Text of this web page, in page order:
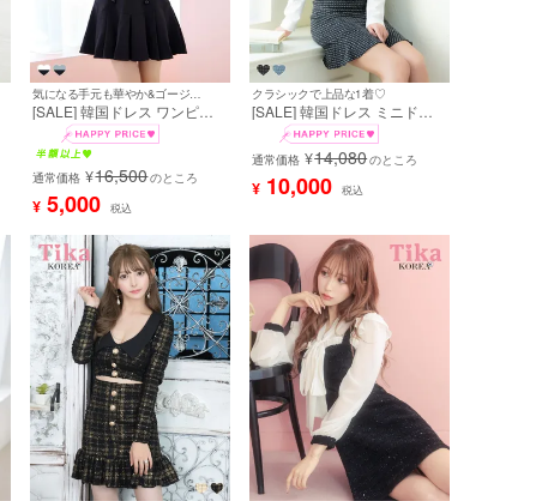
[SALE] 韓国ドレス ワンピー
ス ネックリボン タイ付き 肩
出し 二の腕カバー 長袖 袖あ
りフリルブラウス 胸元カバー
ダブルボタン プリーツスカー
ト セットアップ Aライン キャ
バドレス (緩苺着用) [tk-
通常価格 ¥16,500のところ
¥ 5,000 税込
クラシックで上品な1着♡
[SALE] 韓国ドレス ミニドレ
ス タイト 長袖 襟付き ミック
スニット 裾フリル ネックリボ
ン 胸元カバー 黒 モノトーン
同伴 キャバドレス (uka着用)
[tk-mddk8068]
通常価格 ¥14,080のところ
¥ 10,000 税込